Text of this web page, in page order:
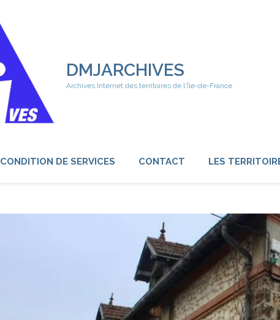
DMJARCHIVES
Archives Internet des territoires de l'Île-de-France
CONDITION DE SERVICES CONTACT LES